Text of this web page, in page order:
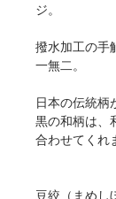
ジ。
撥水加工の手
一無二。
日本の伝統柄
黒の和柄は、
合わせてくれ
豆絞（まめし